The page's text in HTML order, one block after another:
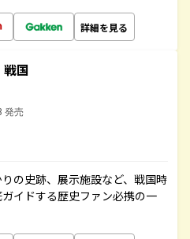
詳細を見る
国
発売
の史跡、展示施設など、戦国時
イドする歴史ファン必携の一